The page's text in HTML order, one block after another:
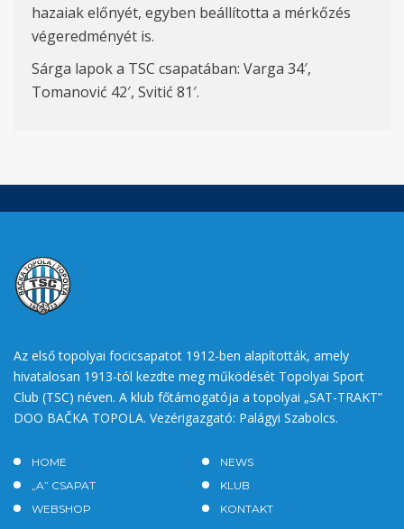
hazaiak előnyét, egyben beállította a mérkőzés
végeredményét is.
Sárga lapok a TSC csapatában: Varga 34′,
Tomanović 42′, Svitić 81′.
Az első topolyai focicsapatot 1912-ben alapították, amely
hivatalosan 1913-tól kezdte meg működését Topolyai Sport
Club (TSC) néven. A klub főtámogatója a topolyai „SAT-TRAKT”
DOO BAČKA TOPOLA. Vezérigazgató: Palágyi Szabolcs.
HOME
NEWS
„A” CSAPAT
KLUB
WEBSHOP
KONTAKT